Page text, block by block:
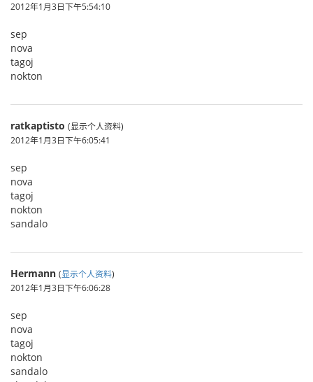
2012年1月3日下午5:54:10
sep
nova
tagoj
nokton
ratkaptisto (显示个人资料)
2012年1月3日下午6:05:41
sep
nova
tagoj
nokton
sandalo
Hermann (显示个人资料)
2012年1月3日下午6:06:28
sep
nova
tagoj
nokton
sandalo